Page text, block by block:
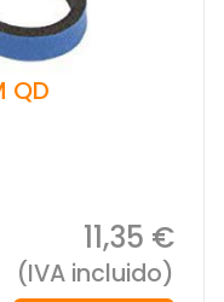
QD
11,35 €
(IVA incluido)